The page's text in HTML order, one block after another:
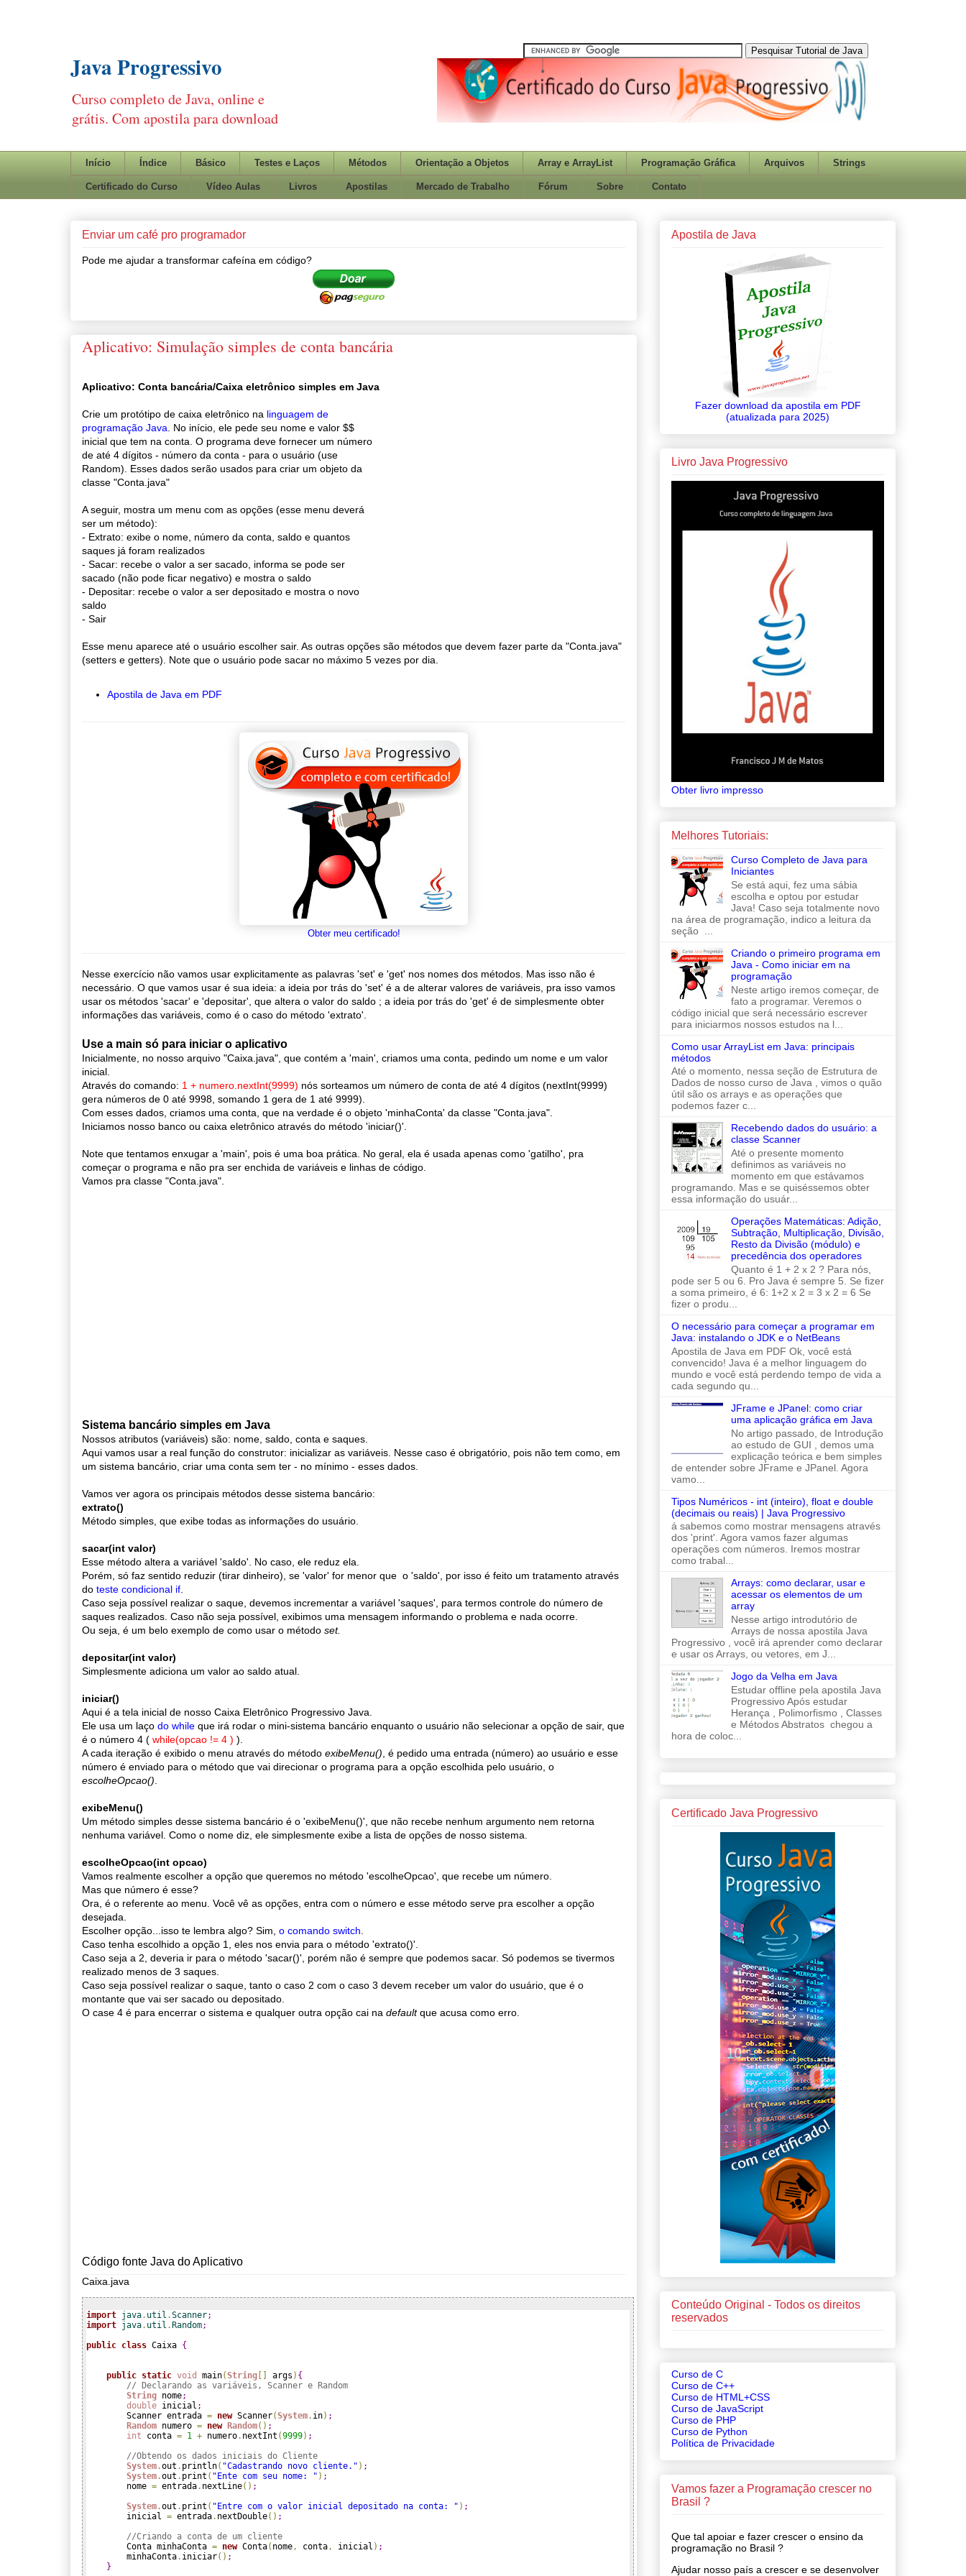
Java Progressivo
Curso completo de Java, online e
grátis. Com apostila para download
Início Índice Básico Testes e Laços Métodos Orientação a Objetos Array e ArrayList Programação Gráfica Arquivos Strings
Certificado do Curso Vídeo Aulas Livros Apostilas Mercado de Trabalho Fórum Sobre Contato
Enviar um café pro programador
Pode me ajudar a transformar cafeína em código?
Aplicativo: Simulação simples de conta bancária
Aplicativo: Conta bancária/Caixa eletrônico simples em Java
Crie um protótipo de caixa eletrônico na linguagem de
programação Java . No início, ele pede seu nome e valor $$
inicial que tem na conta. O programa deve fornecer um número
de até 4 dígitos - número da conta - para o usuário (use
Random). Esses dados serão usados para criar um objeto da
classe "Conta.java"
A seguir, mostra um menu com as opções (esse menu deverá
ser um método):
- Extrato: exibe o nome, número da conta, saldo e quantos
saques já foram realizados
- Sacar: recebe o valor a ser sacado, informa se pode ser
sacado (não pode ficar negativo) e mostra o saldo
- Depositar: recebe o valor a ser depositado e mostra o novo
saldo
- Sair
Esse menu aparece até o usuário escolher sair. As outras opções são métodos que devem fazer parte da "Conta.java"
(setters e getters). Note que o usuário pode sacar no máximo 5 vezes por dia.
Apostila de Java em PDF
Obter meu certificado!
Nesse exercício não vamos usar explicitamente as palavras 'set' e 'get' nos nomes dos métodos. Mas isso não é
necessário. O que vamos usar é sua ideia: a ideia por trás do 'set' é a de alterar valores de variáveis, pra isso vamos
usar os métodos 'sacar' e 'depositar', que altera o valor do saldo ; a ideia por trás do 'get' é de simplesmente obter
informações das variáveis, como é o caso do método 'extrato'.
Use a main só para iniciar o aplicativo
Inicialmente, no nosso arquivo "Caixa.java", que contém a 'main', criamos uma conta, pedindo um nome e um valor
inicial.
Através do comando: 1 + numero.nextInt(9999) nós sorteamos um número de conta de até 4 dígitos (nextInt(9999)
gera números de 0 até 9998, somando 1 gera de 1 até 9999).
Com esses dados, criamos uma conta, que na verdade é o objeto 'minhaConta' da classe "Conta.java".
Iniciamos nosso banco ou caixa eletrônico através do método 'iniciar()'.
Note que tentamos enxugar a 'main', pois é uma boa prática. No geral, ela é usada apenas como 'gatilho', pra
começar o programa e não pra ser enchida de variáveis e linhas de código.
Vamos pra classe "Conta.java".
Sistema bancário simples em Java
Nossos atributos (variáveis) são: nome, saldo, conta e saques.
Aqui vamos usar a real função do construtor: inicializar as variáveis. Nesse caso é obrigatório, pois não tem como, em
um sistema bancário, criar uma conta sem ter - no mínimo - esses dados.
Vamos ver agora os principais métodos desse sistema bancário:
extrato()
Método simples, que exibe todas as informações do usuário.
sacar(int valor)
Esse método altera a variável 'saldo'. No caso, ele reduz ela.
Porém, só faz sentido reduzir (tirar dinheiro), se 'valor' for menor que o 'saldo', por isso é feito um tratamento através
do teste condicional if
Caso seja possível realizar o saque, devemos incrementar a variável 'saques', para termos controle do número de
saques realizados. Caso não seja possível, exibimos uma mensagem informando o problema e nada ocorre.
Ou seja, é um belo exemplo de como usar o método set.
depositar(int valor)
Simplesmente adiciona um valor ao saldo atual.
iniciar()
Aqui é a tela inicial de nosso Caixa Eletrônico Progressivo Java.
Ele usa um laço do while que irá rodar o mini-sistema bancário enquanto o usuário não selecionar a opção de sair, que
é o número 4 ( while(opcao != 4 ) ).
A cada iteração é exibido o menu através do método exibeMenu() , é pedido uma entrada (número) ao usuário e esse
número é enviado para o método que vai direcionar o programa para a opção escolhida pelo usuário, o
escolheOpcao()
exibeMenu()
Um método simples desse sistema bancário é o 'exibeMenu()', que não recebe nenhum argumento nem retorna
nenhuma variável. Como o nome diz, ele simplesmente exibe a lista de opções de nosso sistema.
escolheOpcao(int opcao)
Vamos realmente escolher a opção que queremos no método 'escolheOpcao', que recebe um número.
Mas que número é esse?
Ora, é o referente ao menu. Você vê as opções, entra com o número e esse método serve pra escolher a opção
desejada.
Escolher opção...isso te lembra algo? Sim, o comando switch
Caso tenha escolhido a opção 1, eles nos envia para o método 'extrato()'.
Caso seja a 2, deveria ir para o método 'sacar()', porém não é sempre que podemos sacar. Só podemos se tivermos
realizado menos de 3 saques.
Caso seja possível realizar o saque, tanto o caso 2 com o caso 3 devem receber um valor do usuário, que é o
montante que vai ser sacado ou depositado.
O case 4 é para encerrar o sistema e qualquer outra opção cai na defaultque acusa como erro.
Código fonte Java do Aplicativo
Caixa.java
import java. util .Scanner;
import java. util .Random;
public class Caixa {
public static void main(String [ ] args ) {
// Declarando as variáveis, Scanner e Random
String nome;
double inicial ;
        Scanner entrada
= new Scanner(System. in) ;
Random numero = new Random( ) ;
int conta = 1 + numero. nextInt (9999) ;
//Obtendo os dados iniciais do Cliente
System.out . println( "Cadastrando novo cliente." ) ;
System.out . print ( "Ente com seu nome: " ) ;
        nome
= entrada. nextLine( ) ;
System.out . print ( "Entre com o valor inicial depositado na conta: " ) ;
        inicial
= entrada. nextDouble( ) ;
//Criando a conta de um cliente
        Conta minhaConta
= new Conta( nome , conta , inicial ) ;
        minhaConta
. iniciar( ) ;
}
Apostila de Java
Fazer download da apostila em PDF
(atualizada para 2025)
Livro Java Progressivo
Obter livro impresso
Melhores Tutoriais:
Curso Completo de Java para
Iniciantes
Se está aqui, fez uma sábia
escolha e optou por estudar
Java! Caso seja totalmente novo
na área de programação, indico a leitura da
seção ...
Criando o primeiro programa em
Java - Como iniciar em na
programação
Neste artigo iremos começar, de
fato a programar. Veremos o
código inicial que será necessário escrever
para iniciarmos nossos estudos na l...
Como usar ArrayList em Java: principais
métodos
Até o momento, nessa seção de Estrutura de
Dados de nosso curso de Java , vimos o quão
útil são os arrays e as operações que
podemos fazer c...
Recebendo dados do usuário: a
classe Scanner
Até o presente momento
definimos as variáveis no
momento em que estávamos
programando. Mas e se quiséssemos obter
essa informação do usuár...
Operações Matemáticas: Adição,
Subtração, Multiplicação, Divisão,
Resto da Divisão (módulo) e
precedência dos operadores
Quanto é 1 + 2 x 2 ? Para nós,
pode ser 5 ou 6. Pro Java é sempre 5. Se fizer
a soma primeiro, é 6: 1+2 x 2 = 3 x 2 = 6 Se
fizer o produ...
O necessário para começar a programar em
Java: instalando o JDK e o NetBeans
Apostila de Java em PDF Ok, você está
convencido! Java é a melhor linguagem do
mundo e você está perdendo tempo de vida a
cada segundo qu...
JFrame e JPanel: como criar
uma aplicação gráfica em Java
No artigo passado, de Introdução
ao estudo de GUI , demos uma
explicação teórica e bem simples
de entender sobre JFrame e JPanel. Agora
vamo...
Tipos Numéricos - int (inteiro), float e double
(decimais ou reais) | Java Progressivo
á sabemos como mostrar mensagens através
dos 'print'. Agora vamos fazer algumas
operações com números. Iremos mostrar
como trabal...
Arrays: como declarar, usar e
acessar os elementos de um
array
Nesse artigo introdutório de
Arrays de nossa apostila Java
Progressivo , você irá aprender como declarar
e usar os Arrays, ou vetores, em J...
Jogo da Velha em Java
Estudar offline pela apostila Java
Progressivo Após estudar
Herança , Polimorfismo , Classes
e Métodos Abstratos chegou a
hora de coloc...
Certificado Java Progressivo
Conteúdo Original - Todos os direitos
reservados
Curso de C
Curso de C++
Curso de HTML+CSS
Curso de JavaScript
Curso de PHP
Curso de Python
Política de Privacidade
Vamos fazer a Programação crescer no
Brasil ?
Que tal apoiar e fazer crescer o ensino da
programação no Brasil ?
Ajudar nosso país a crescer e se desenvolver